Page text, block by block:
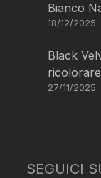
Bianco
18/12/2025
Black
27/11/2025
SEGUICI